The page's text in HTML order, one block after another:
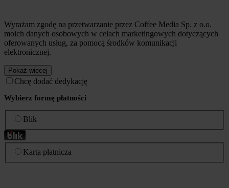
Wyrażam zgodę na przetwarzanie przez Coffee Media Sp. z o.o.
moich danych osobowych w celach marketingowych dotyczących
oferowanych usług, za pomocą środków komunikacji
elektronicznej.
Pokaż więcej
Chcę dodać dedykację
Wybierz formę płatności
Blik
Karta płatnicza